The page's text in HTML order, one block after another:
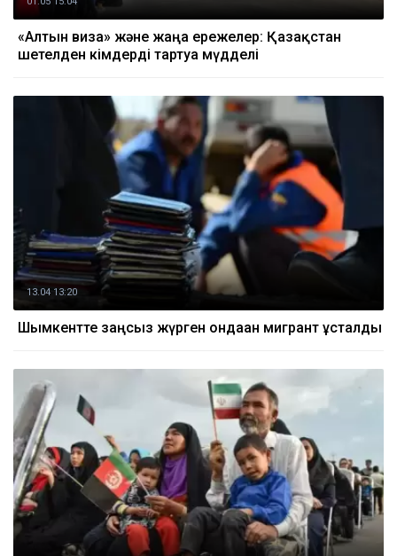
«Алтын виза» және жаңа ережелер: Қазақстан
шетелден кімдерді тартуға мүдделі
13.04 13:20
Шымкентте заңсыз жүрген ондаған мигрант ұсталды